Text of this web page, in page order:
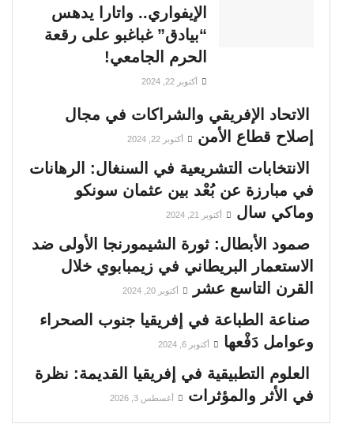
الإيفواري.. واتارا يدهس
“بيادق” غباغبو على رقعة
الحرم الجامعي!
أكتوبر 22, 2024
الاتحاد الإفريقي والشراكات في مجال
إصلاح قطاع الأمن
أكتوبر 22, 2024
الانتخابات التشريعية في السنغال: الرهانات
في مبارزة عن بُعْد بين عثمان سونكو
وماكي سال
أكتوبر 21, 2024
صمود الأبطال: ثورة الشيمورنجا الأولى ضد
الاستعمار البريطاني في زيمبابوي خلال
القرن التاسع عشر
أكتوبر 20, 2024
صناعة الطباعة في إفريقيا جنوب الصحراء
وعوامل دَفْعها
أكتوبر 6, 2024
العلوم التطبيقية في إفريقيا القديمة: نظرة
في الأثر والمؤثرات
أغسطس 3, 2026